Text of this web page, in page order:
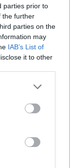
parties prior to
the further
parties on the
may
IAB’s List of
it to other
more Google
may click to
party tags to
below Google
Giovanile
Olbia
+39